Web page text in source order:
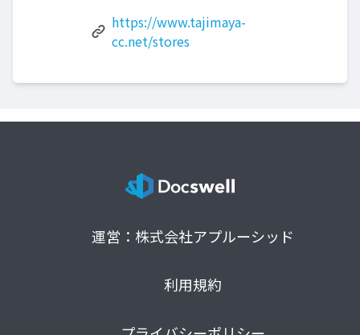
https://www.tajimaya-
cc.net/stores
運営：株式会社アプルーシッド
利用規約